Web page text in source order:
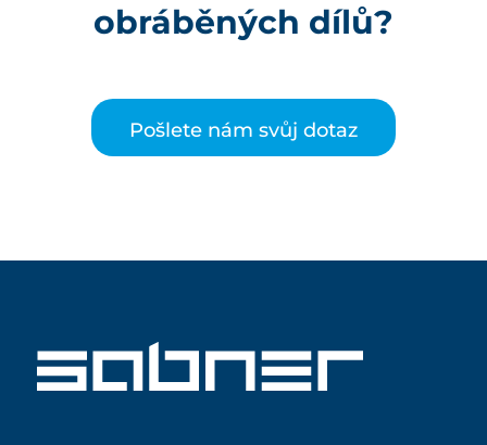
obráběných dílů?
Pošlete nám svůj dotaz